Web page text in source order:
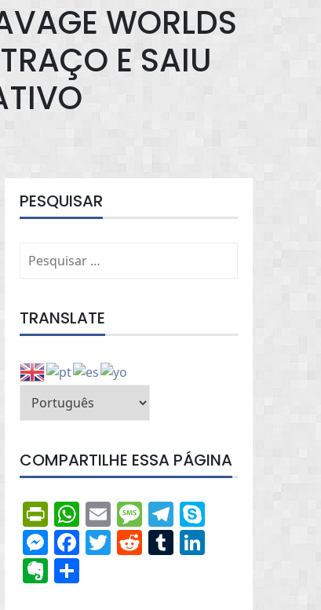
WORLDS
E SAIU
PESQUISAR
por:
TRANSLATE
COMPARTILHE ESSA PÁGINA
PrintFriendly
WhatsApp
EmailMessage
Telegram
Messenger
Facebook
Twitter
RedditTumblr
Evernote